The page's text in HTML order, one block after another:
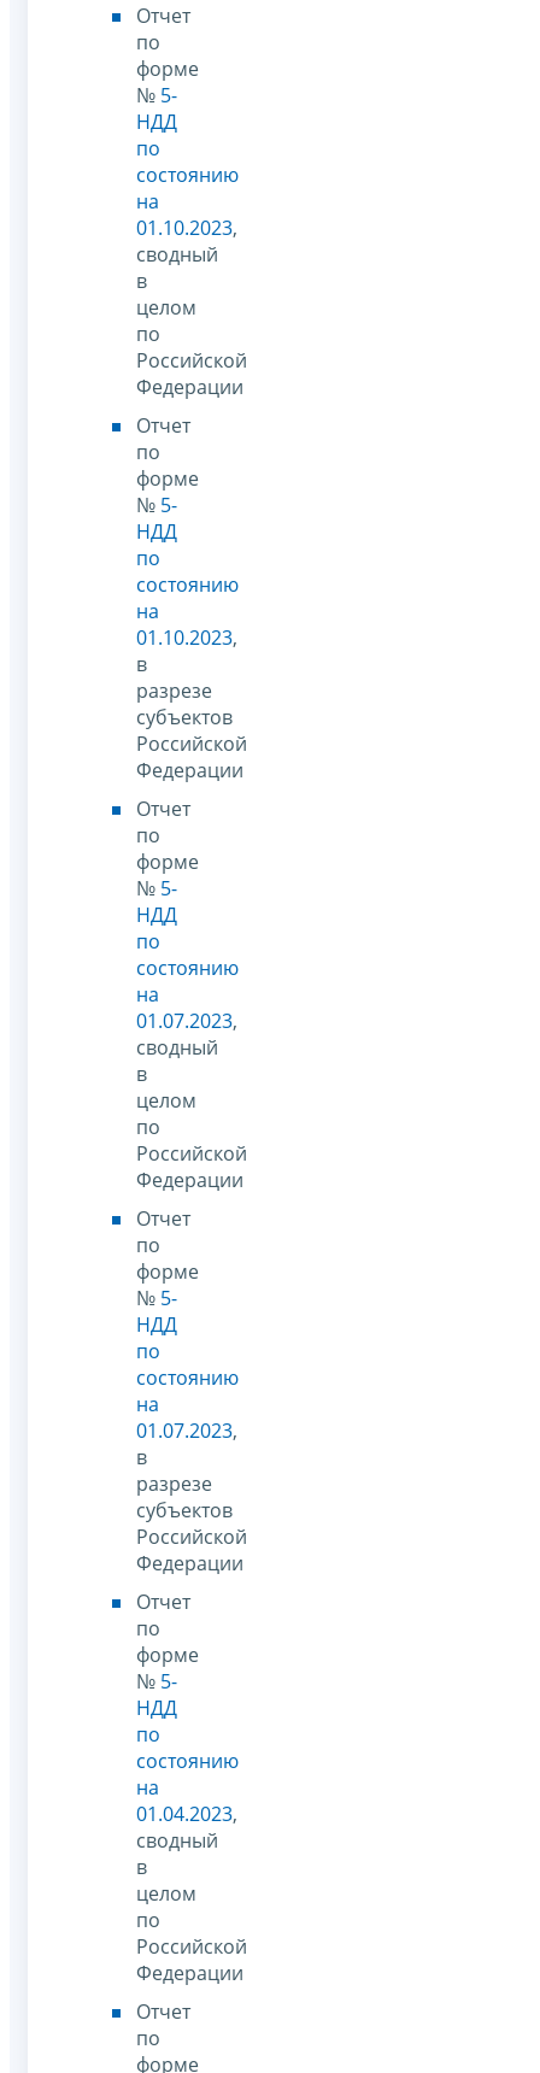
Отчет
по
форме
№ 5-
НДД
по
состоянию
на
01.10.2023,
сводный
в
целом
по
Российской
Федерации
Отчет
по
форме
№ 5-
НДД
по
состоянию
на
01.10.2023,
в
разрезе
субъектов
Российской
Федерации
Отчет
по
форме
№ 5-
НДД
по
состоянию
на
01.07.2023,
сводный
в
целом
по
Российской
Федерации
Отчет
по
форме
№ 5-
НДД
по
состоянию
на
01.07.2023,
в
разрезе
субъектов
Российской
Федерации
Отчет
по
форме
№ 5-
НДД
по
состоянию
на
01.04.2023,
сводный
в
целом
по
Российской
Федерации
Отчет
по
форме